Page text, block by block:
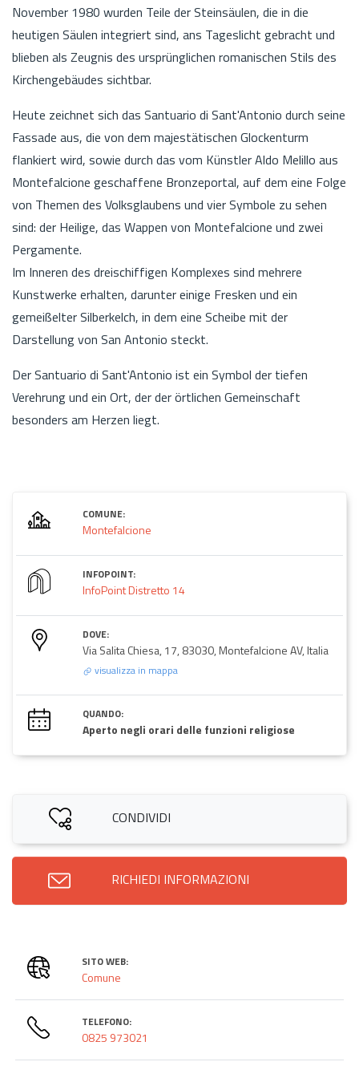
November 1980 wurden Teile der Steinsäulen, die in die
heutigen Säulen integriert sind, ans Tageslicht gebracht und
blieben als Zeugnis des ursprünglichen romanischen Stils des
Kirchengebäudes sichtbar.
Heute zeichnet sich das Santuario di Sant'Antonio durch seine
Fassade aus, die von dem majestätischen Glockenturm
flankiert wird, sowie durch das vom Künstler Aldo Melillo aus
Montefalcione geschaffene Bronzeportal, auf dem eine Folge
von Themen des Volksglaubens und vier Symbole zu sehen
sind: der Heilige, das Wappen von Montefalcione und zwei
Pergamente.
Im Inneren des dreischiffigen Komplexes sind mehrere
Kunstwerke erhalten, darunter einige Fresken und ein
gemeißelter Silberkelch, in dem eine Scheibe mit der
Darstellung von San Antonio steckt.
Der Santuario di Sant'Antonio ist ein Symbol der tiefen
Verehrung und ein Ort, der der örtlichen Gemeinschaft
besonders am Herzen liegt.
COMUNE:
Montefalcione
INFOPOINT:
InfoPoint Distretto 14
DOVE:
Via Salita Chiesa, 17, 83030, Montefalcione AV, Italia
visualizza in mappa
QUANDO:
Aperto negli orari delle funzioni religiose
CONDIVIDI
RICHIEDI INFORMAZIONI
SITO WEB:
Comune
TELEFONO:
0825 973021